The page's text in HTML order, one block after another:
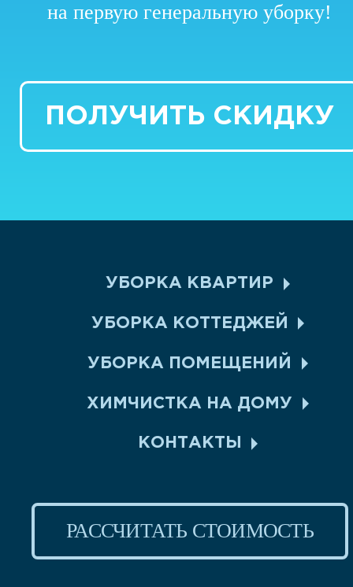
на первую генеральную уборку!
ПОЛУЧИТЬ СКИДКУ
УБОРКА КВАРТИР
УБОРКА КОТТЕДЖЕЙ
УБОРКА ПОМЕЩЕНИЙ
ХИМЧИСТКА НА ДОМУ
КОНТАКТЫ
РАССЧИТАТЬ СТОИМОСТЬ